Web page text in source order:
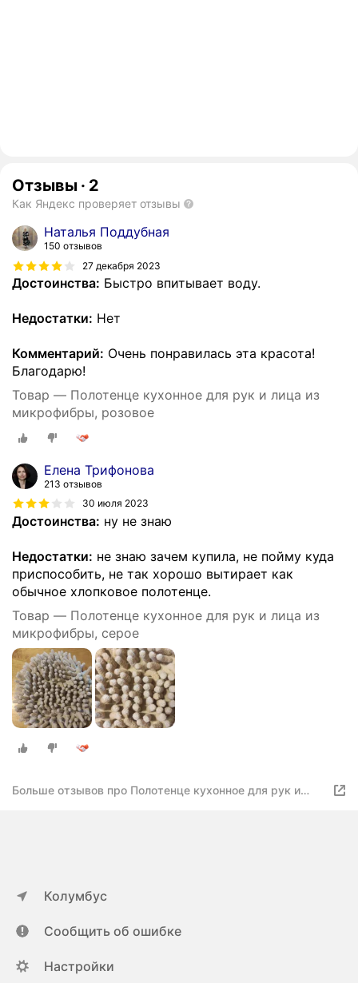
Отзывы · 2
Как Яндекс проверяет отзывы
Наталья Поддубная
150 отзывов
27 декабря 2023
Достоинства: Быстро впитывает воду.
Недостатки: Нет
Комментарий: Очень понравилась эта красота!
Благодарю!
Товар — Полотенце кухонное для рук и лица из
микрофибры, розовое
Елена Трифонова
213 отзывов
30 июля 2023
Достоинства: ну не знаю
Недостатки: не знаю зачем купила, не пойму куда
приспособить, не так хорошо вытирает как
обычное хлопковое полотенце.
Товар — Полотенце кухонное для рук и лица из
микрофибры, серое
Больше отзывов про Полотенце кухонное для рук и
Колумбус
Сообщить об ошибке
Настройки